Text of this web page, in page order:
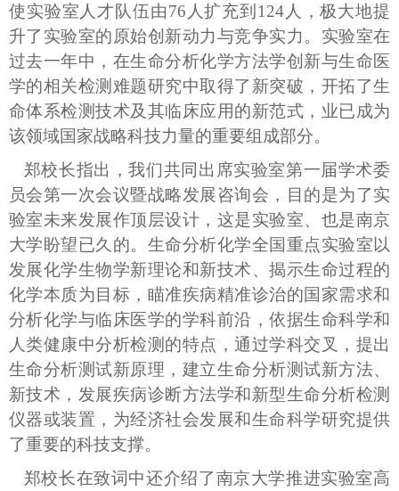
使实验室人才队伍由76 人扩充到 124人，极大地提
升了实验室的原始创新动力与竞争实力。实验室在
过去一年中，在生命分析化学方法学创新与生命医
学的相关检测难题研究中取得了新突破，开拓了生
命体系检测技术及其临床应用的新范式，业已成为
该领域国家战略科技力量的重要组成部分。
郑校长指出，我们共同出席实验室第一届学术委
员会第一次会议暨战略发展咨询会，目的是为了实
验室未来发展作顶层设计，这是实验室、也是南京
大学盼望已久的。生命分析化学全国重点实验室以
发展化学生物学新理论和新技术、揭示生命过程的
化学本质为目标，瞄准疾病精准诊治的国家需求和
分析化学与临床医学的学科前沿，依据生命科学和
人类健康中分析检测的特点，通过学科交叉，提出
生命分析测试新原理，建立生命分析测试新方法、
新技术，发展疾病诊断方法学和新型生命分析检测
仪器或装置，为经济社会发展和生命科学研究提供
了重要的科技支撑。
郑校长在致词中还介绍了南京大学推进实验室高